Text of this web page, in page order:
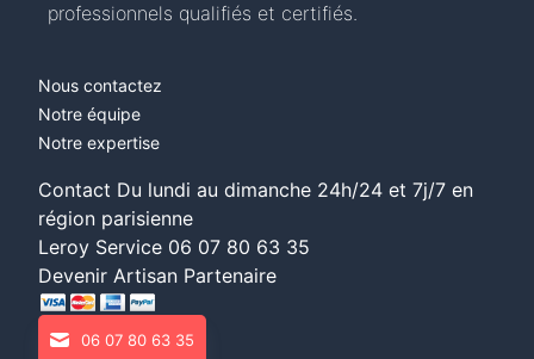
professionnels qualifiés et certifiés.
Nous contactez
Notre équipe
Notre expertise
Contact Du lundi au dimanche 24h/24 et 7j/7 en
région parisienne
Leroy Service 06 07 80 63 35
Devenir Artisan Partenaire
06 07 80 63 35